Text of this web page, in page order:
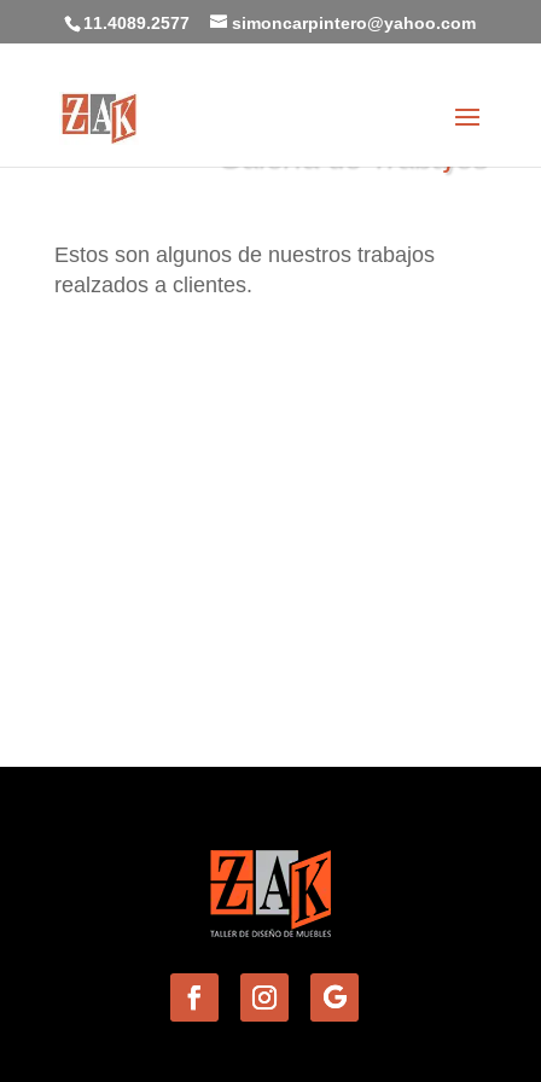
11.4089.2577 simoncarpintero@yahoo.com
Estos son algunos de nuestros trabajos
realzados a clientes.